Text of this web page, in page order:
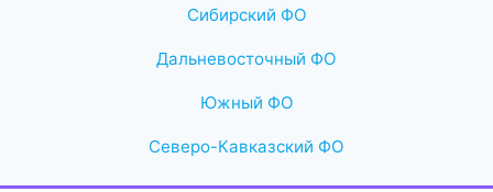
Сибирский ФО
Дальневосточный ФО
Южный ФО
Северо-Кавказский ФО